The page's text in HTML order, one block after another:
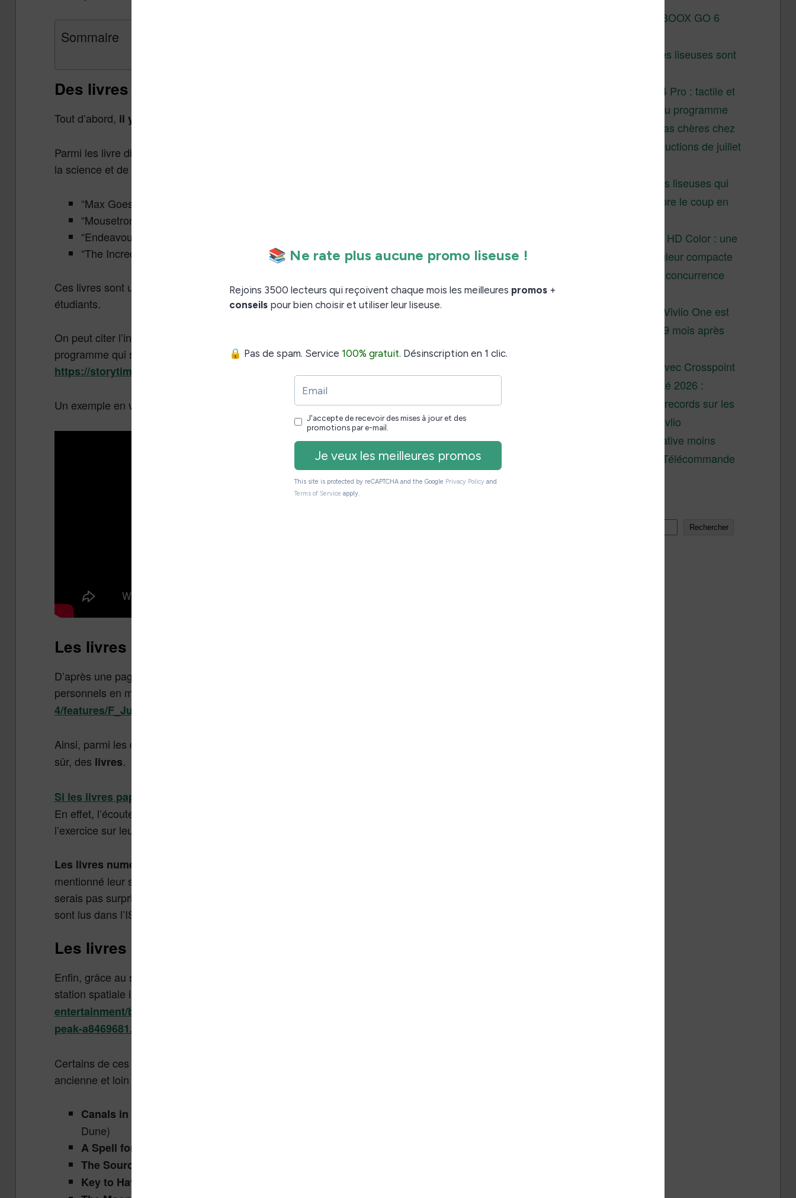
Sommaire
Des livres dans l’ISS (International Space Station)
Tout d’abord, il y a une bibliothèque dans la Station Spatiale internationale (ISS)
Parmi les livre disponibles, on peut citer tout d’abord des ouvrages destinés à faire la promotion de
la science et de l’éducation, comme :
“Max Goes to the Space Station,”
“Mousetronaut,”
“Endeavour’s Long Journey”,
“The Incredible Intergalactic Journey Home”
Ces livres sont utilisés par les astronautes pour enregistrer des vidéos pour les enfants et les
étudiants.
On peut citer l’ingénieur Joe Acaba qui a lu depuis l’ISS le livre pour enfant dans le cadre de ce
programme qui s’appelle “Story Time From Space” (“L’histoire depuis l’espace”). En savoir plus :
https://storytimefromspace.com/
Un exemple en vidéo :
Les livres ont du succès dans l’espace
D’après une page du site Nasa.gov, les astronautes américains peuvent amener des effets
personnels en mission. (
4/features/F_Just_Like_Home.html
Ainsi, parmi les choses les plus souvent demandées, on trouve du
sûr, des livres.
Si les livres papiers sont toujours plébiscités, les livres audio semblent gagner du terrain.
En effet, l’écoute d’un livre audio permet de passer le temps pendant que les astronautes font de
l’exercice sur leur tapis roulant.
Les livres numériques (ebooks) sont aussi demandés
mentionné leur support de lecture (il est indiqué des “ebooks pour ordinateur” sur le site). Je ne
serais pas surpris d’apprendre que des liseuses sont déjà allé dans l’espace où que ces ebooks
sont lus dans l’ISS sur des smartphones modifiés (sans connexion réseau).
Les livres qui ont été lus dans l’espace
Enfin, grâce au site The Independant, j’ai pu trouver une liste des livres qui ont été lus dans la
station spatiale internationale (ISS). (source :
entertainment/books/features/astronauts-international-space-station-books-story-time-tim-
peak-a8469681.html
Certains de ces livres sont sans doute encore dans la bibliothèque de l’ISS. Cette liste est assez
ancienne et loin d’être exhaustive :
Canals in the Sand
Dune)
A Spell for Chameleon
The Source of Magic
Key to Havoc
Test de la BOOX GO 6
Pourquoi les liseuses sont
XTEINK X4 Pro : tactile et
éclairage au programme
Liseuses pas chères chez
Vivlio – réductions de juillet
3 anciennes liseuses qui
valent encore le coup en
Vivlio Light HD Color : une
liseuse couleur compacte
à prix défiant toute concurrence
La liseuse Vivlio One est
un succès 9 mois après
XTEINK X4 : test avec Crosspoint
Soldes d’été 2026 :
réductions records sur les
liseuses Kobo et Vivlio
Une alternative moins
chère à la Télécommande
Rechercher